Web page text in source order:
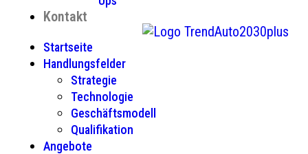
Kontakt
Startseite
Handlungsfelder
Strategie
Technologie
Geschäftsmodell
Qualifikation
Angebote